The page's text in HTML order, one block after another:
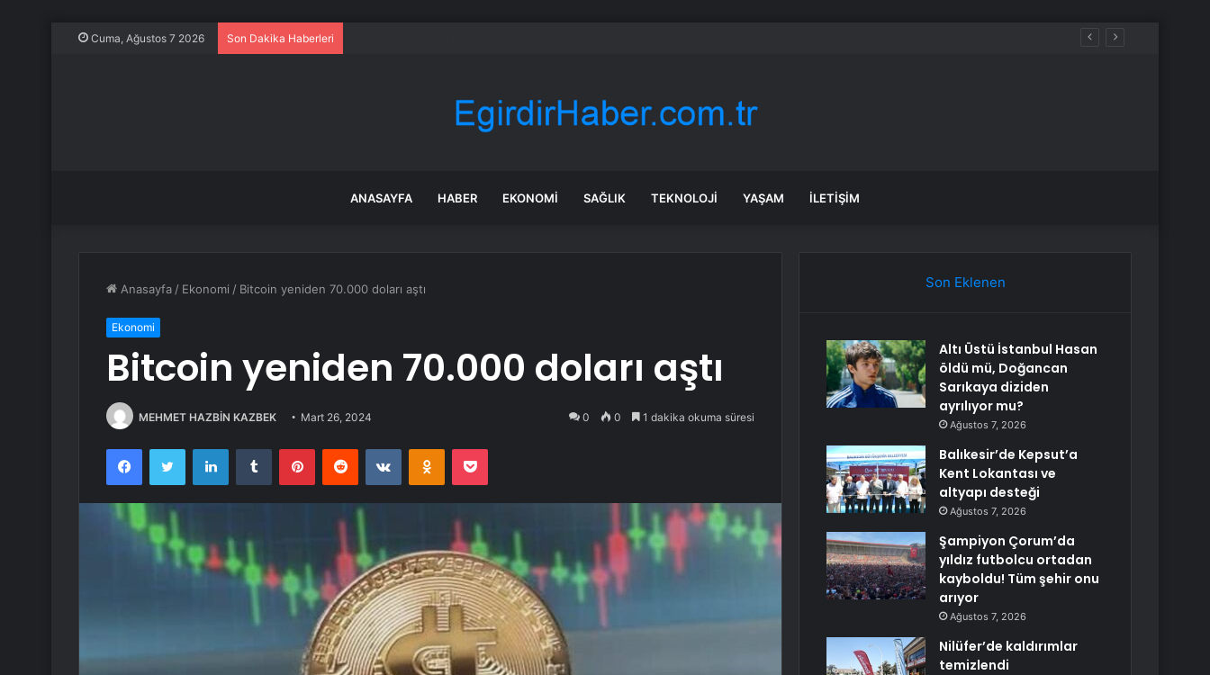
Cuma, Ağustos 7 2026 Son Dakika Haberleri
ANASAYFA HABER EKONOMI SAĞLIK TEKNOLOJI YAŞAM İLETIŞIM
Anasayfa / Ekonomi / Bitcoin yeniden 70.000 doları aştı
Ekonomi
Bitcoin yeniden 70.000 doları aştı
MEHMET HAZBİN KAZBEK Mart 26, 2024 0 0 1 dakika okuma süresi
FacebookTwitter LinkedInTumblr PinterestReddit VKontakteOdnoklassniki
Pocket
Son Eklenen
Altı Üstü İstanbul Hasan
öldü mü, Doğancan
Sarıkaya diziden
ayrılıyor mu?
Ağustos 7, 2026
Balıkesir’de Kepsut’a
Kent Lokantası ve
altyapı desteği
Ağustos 7, 2026
Şampiyon Çorum’da
yıldız futbolcu ortadan
kayboldu! Tüm şehir onu
arıyor
Ağustos 7, 2026
Nilüfer’de kaldırımlar
temizlendi